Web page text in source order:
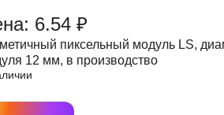
6.54 ₽
пиксельный модуль LS,
12 мм, в производство